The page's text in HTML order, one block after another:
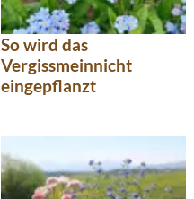
So wird das
Vergissmeinnicht
eingepflanzt